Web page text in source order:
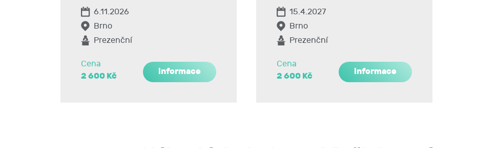
6.11.2026
Brno
Prezenční
informace
Cena
2 600 Kč
15.4.2027
Brno
Prezenční
informace
Cena
2 600 Kč